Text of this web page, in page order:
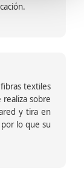
textiles
realiza sobre
y tira en
lo que su